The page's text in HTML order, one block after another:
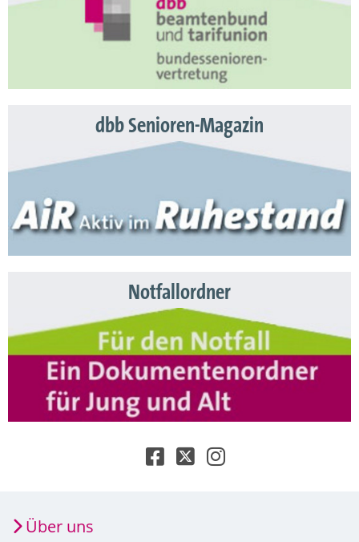
dbb Senioren-Magazin
Notfallordner
Über uns